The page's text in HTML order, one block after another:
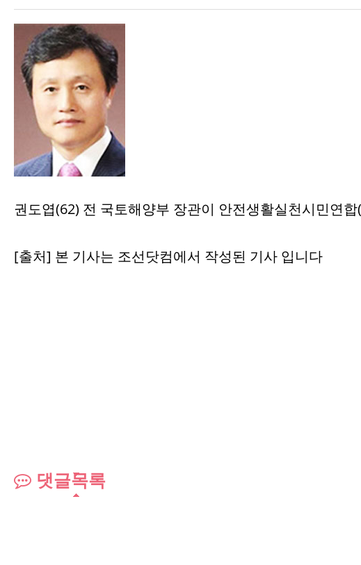
권도엽(62) 전 국토해양부 장관이 안전생활실천시민연
[출처] 본 기사는 조선닷컴에서 작성된 기사 입니다
댓글목록